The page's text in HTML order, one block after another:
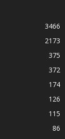
3466
2173
375
372
174
126
115
86